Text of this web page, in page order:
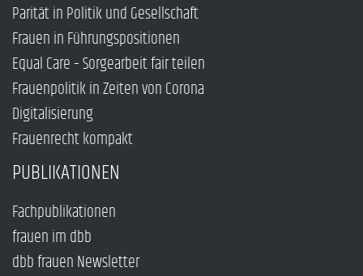
Parität in Politik und Gesellschaft
Frauen in Führungspositionen
Equal Care – Sorgearbeit fair teilen
Frauenpolitik in Zeiten von Corona
Digitalisierung
Frauenrecht kompakt
PUBLIKATIONEN
Fachpublikationen
frauen im dbb
dbb frauen Newsletter